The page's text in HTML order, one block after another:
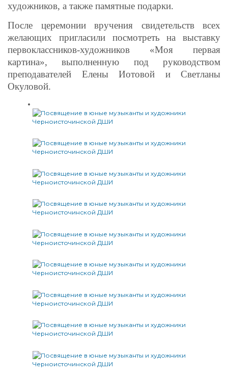
художников, а также памятные подарки.
После церемонии вручения свидетельств всех
желающих пригласили посмотреть на выставку
первоклассников-художников «Моя первая
картина», выполненную под руководством
преподавателей Елены Иотовой и Светланы
Окуловой.